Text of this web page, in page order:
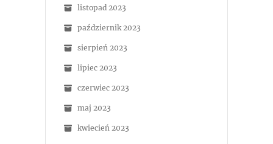
listopad 2023
październik 2023
sierpień 2023
lipiec 2023
czerwiec 2023
maj 2023
kwiecień 2023